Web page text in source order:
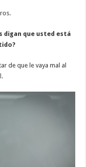
digan que usted está
de que le vaya mal al